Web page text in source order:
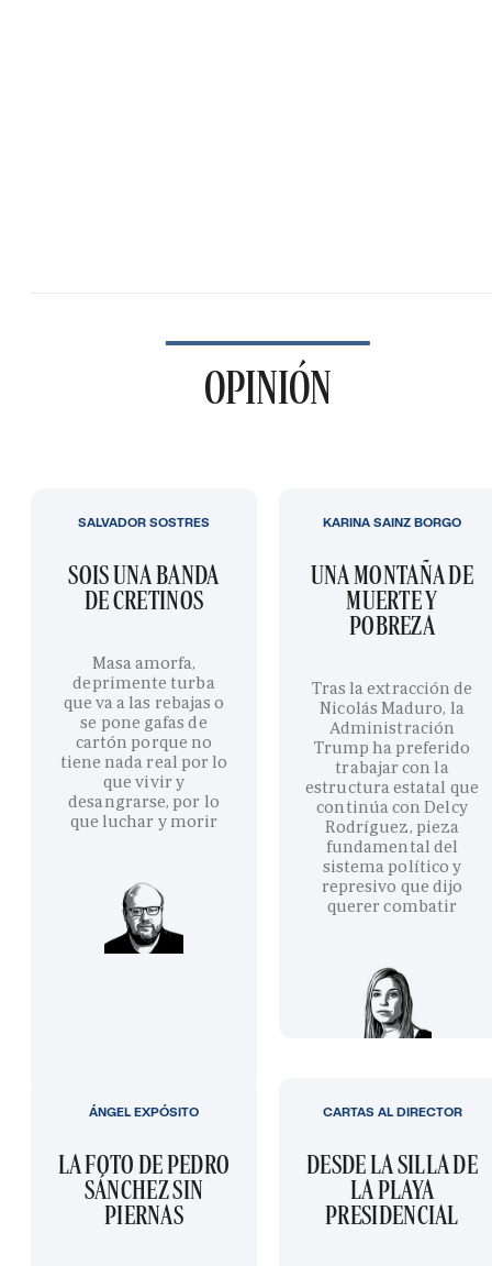
OPINIÓN
SOIS UNA BANDA
DE CRETINOS
Masa amorfa,
deprimente turba
que va a las rebajas o
se pone gafas de
cartón porque no
tiene nada real por lo
que vivir y
desangrarse, por lo
que luchar y morir
SALVADOR SOSTRES
UNA MONTAÑA DE
MUERTE Y
POBREZA
Tras la extracción de
Nicolás Maduro, la
Administración
Trump ha preferido
trabajar con la
estructura estatal que
continúa con Delcy
Rodríguez, pieza
fundamental del
sistema político y
represivo que dijo
querer combatir
KARINA SAINZ BORGO
LA FOTO DE PEDRO
SÁNCHEZ SIN
PIERNAS
ÁNGEL EXPÓSITO
DESDE LA SILLA DE
LA PLAYA
PRESIDENCIAL
CARTAS AL DIRECTOR